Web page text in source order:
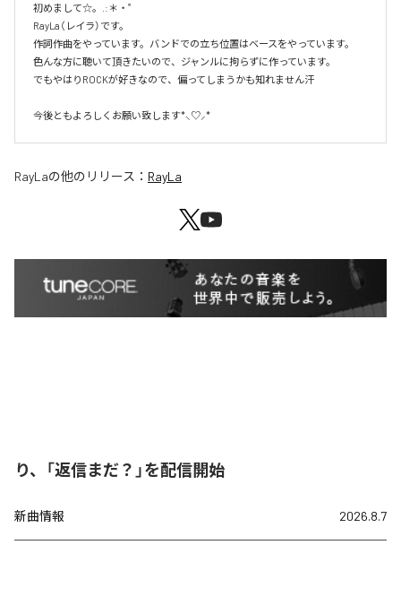
初めまして☆。.:＊・゜
RayLa（レイラ）です。
作詞作曲をやっています。バンドでの立ち位置はベースをやっています。
色んな方に聴いて頂きたいので、ジャンルに拘らずに作っています。
でもやはりROCKが好きなので、偏ってしまうかも知れません汗
今後ともよろしくお願い致します*⸜♡⸝*
RayLaの他のリリース： RayLa
り、「返信まだ？」を配信開始
新曲情報 2026.8.7